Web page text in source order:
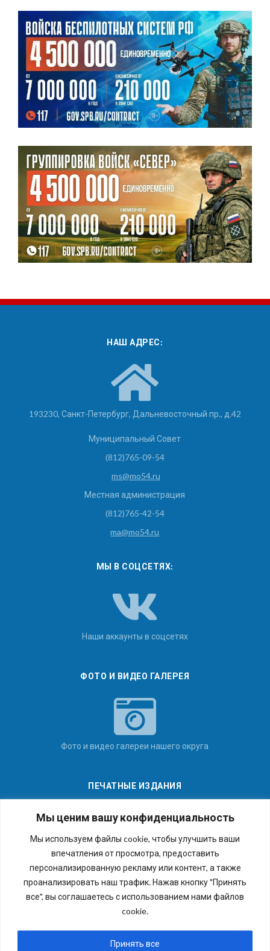
Мы ценим вашу конфиденциальность
Мы используем файлы cookie, чтобы улучшить ваши
впечатления от просмотра, предоставить
персонализированную рекламу или контент, а также
проанализировать наш трафик. Нажав кнопку "Принять
все", вы соглашаетесь с использованием нами файлов
cookie.
Принять все
НАШ АДРЕС:
193230, Санкт-Петербург, Дальневосточный пр., д.42
Муниципальный Совет
(812)765-09-54
ms@mo54.ru
Местная администрация
(812)765-42-54
ma@mo54.ru
МЫ В СОЦСЕТЯХ:
Наши аккаунты в соцсетях
ФОТО И ВИДЕО ГАЛЕРЕЯ
Фото и видео галереи нашего округа
ПЕЧАТНЫЕ ИЗДАНИЯ
Последние номера наших газет
Copyright © 2026 Внутригородское муниципальное
образование города федерального значения Санкт-
Петербурга муниципальный округ №54. Все права